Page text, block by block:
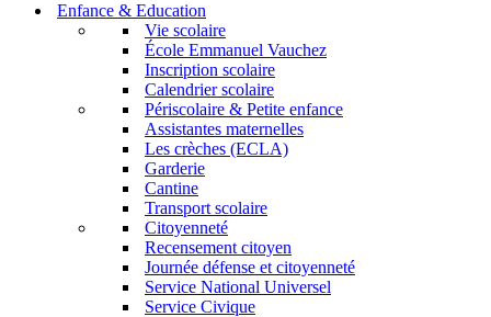
Enfance & Education
Vie scolaire
École Emmanuel Vauchez
Inscription scolaire
Calendrier scolaire
Périscolaire & Petite enfance
Assistantes maternelles
Les crèches (ECLA)
Garderie
Cantine
Transport scolaire
Citoyenneté
Recensement citoyen
Journée défense et citoyenneté
Service National Universel
Service Civique